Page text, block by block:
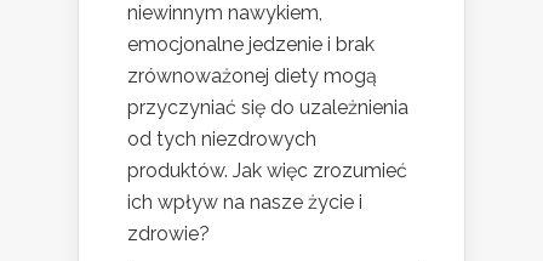
niewinnym nawykiem,
emocjonalne jedzenie i brak
zrównoważonej diety mogą
przyczyniać się do uzależnienia
od tych niezdrowych
produktów. Jak więc zrozumieć
ich wpływ na nasze życie i
zdrowie?